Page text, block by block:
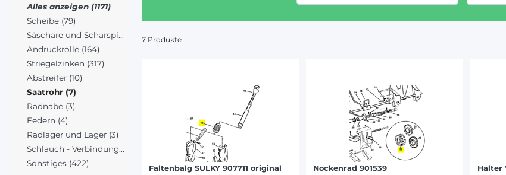
Alles anzeigen (1171)
Scheibe (79)
Säschare und Scharspitzen (162)
Andruckrolle (164)
Striegelzinken (317)
Abstreifer (10)
Saatrohr (7)
Radnabe (3)
Federn (4)
Radlager und Lager (3)
Schlauch - Verbindung (3)
Sonstiges (422)
7 Produkte
Faltenbalg SULKY 907711 original Nockenrad 901539 Halter